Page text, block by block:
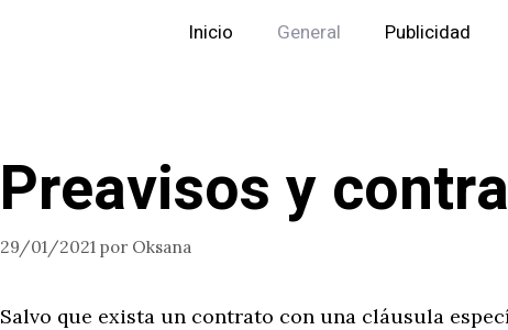
Inicio General Publicidad
Preavisos y
29/01/2021 por Oksana
Salvo que exista un contrato con una cláusula